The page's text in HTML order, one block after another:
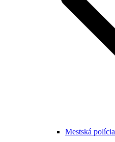
Mestská polícia